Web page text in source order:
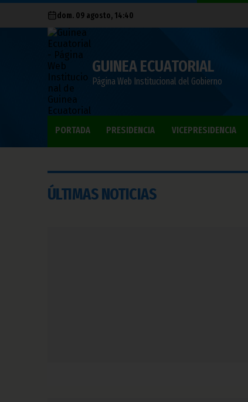
dom. 09 agosto, 14:40
GUINEA ECUATORIAL
Página Web Institucional del Gobierno
PORTADA PRESIDENCIA VICEPRESIDENCIA
ÚLTIMAS NOTICIAS